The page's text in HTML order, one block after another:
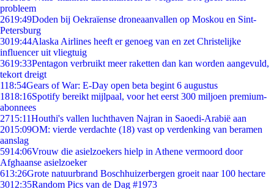
probleem
2619:49Doden bij Oekraïense droneaanvallen op Moskou en Sint-
Petersburg
3019:44Alaska Airlines heeft er genoeg van en zet Christelijke
influencer uit vliegtuig
3619:33Pentagon verbruikt meer raketten dan kan worden aangevuld,
tekort dreigt
118:54Gears of War: E-Day open beta begint 6 augustus
1818:16Spotify bereikt mijlpaal, voor het eerst 300 miljoen premium-
abonnees
2715:11Houthi's vallen luchthaven Najran in Saoedi-Arabië aan
2015:09OM: vierde verdachte (18) vast op verdenking van beramen
aanslag
5914:06Vrouw die asielzoekers hielp in Athene vermoord door
Afghaanse asielzoeker
613:26Grote natuurbrand Boschhuizerbergen groeit naar 100 hectare
3012:35Random Pics van de Dag #1973